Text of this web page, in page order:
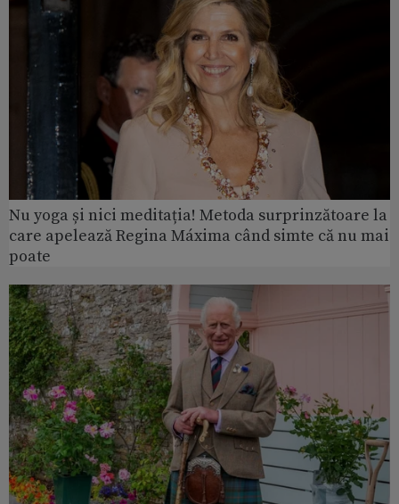
Nu yoga și nici meditația! Metoda surprinzătoare la
care apelează Regina Máxima când simte că nu mai
poate